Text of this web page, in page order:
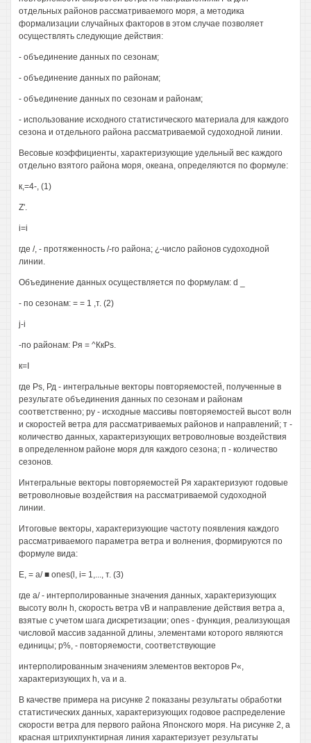
отдельных районов рассматриваемого моря, а методика
формализации случайных факторов в этом случае позволяет
осуществлять следующие действия:
- объединение данных по сезонам;
- объединение данных по районам;
- объединение данных по сезонам и районам;
- использование исходного статистического материала для каждого
сезона и отдельного района рассматриваемой судоходной линии.
Весовые коэффициенты, характеризующие удельный вес каждого
отдельно взятого района моря, океана, определяются по формуле:
к,=4-, (1)
Z'.
i=i
где /, - протяженность /-го района; ¿-число районов судоходной
линии.
Объединение данных осуществляется по формулам: d _
- по сезонам: = = 1 ,т. (2)
j-i
-по районам: Ря = ^КкPs.
к=I
где Рs, Рд - интегральные векторы повторяемостей, полученные в
результате объединения данных по сезонам и районам
соответственно; ру - исходные массивы повторяемостей высот волн
и скоростей ветра для рассматриваемых районов и направлений; т -
количество данных, характеризующих ветроволновые воздействия
в определенном районе моря для каждого сезона; п - количество
сезонов.
Интегральные векторы повторяемостей Ря характеризуют годовые
ветроволновые воздействия на рассматриваемой судоходной
линии.
Итоговые векторы, характеризующие частоту появления каждого
рассматриваемого параметра ветра и волнения, формируются по
формуле вида:
Е, = а/ ■ ones(l, i= 1,..., т. (3)
где а/ - интерполированные значения данных, характеризующих
высоту волн h, скорость ветра vB и направление действия ветра а,
взятые с учетом шага дискретизации; ones - функция, реализующая
числовой массив заданной длины, элементами которого являются
единицы; р%, - повторяемости, соответствующие
интерполированным значениям элементов векторов Р«,
характеризующих h, va и а.
В качестве примера на рисунке 2 показаны результаты обработки
статистических данных, характеризующих годовое распределение
скорости ветра для первого района Японского моря. На рисунке 2, а
красная штрихпунктирная линия характеризует результаты